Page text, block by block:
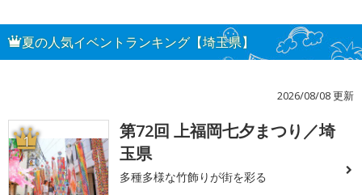
夏の人気イベントランキング【埼玉県】
2026/08/08 更新
1
第72回 上福岡七夕まつり／埼
玉県
多種多様な竹飾りが街を彩る